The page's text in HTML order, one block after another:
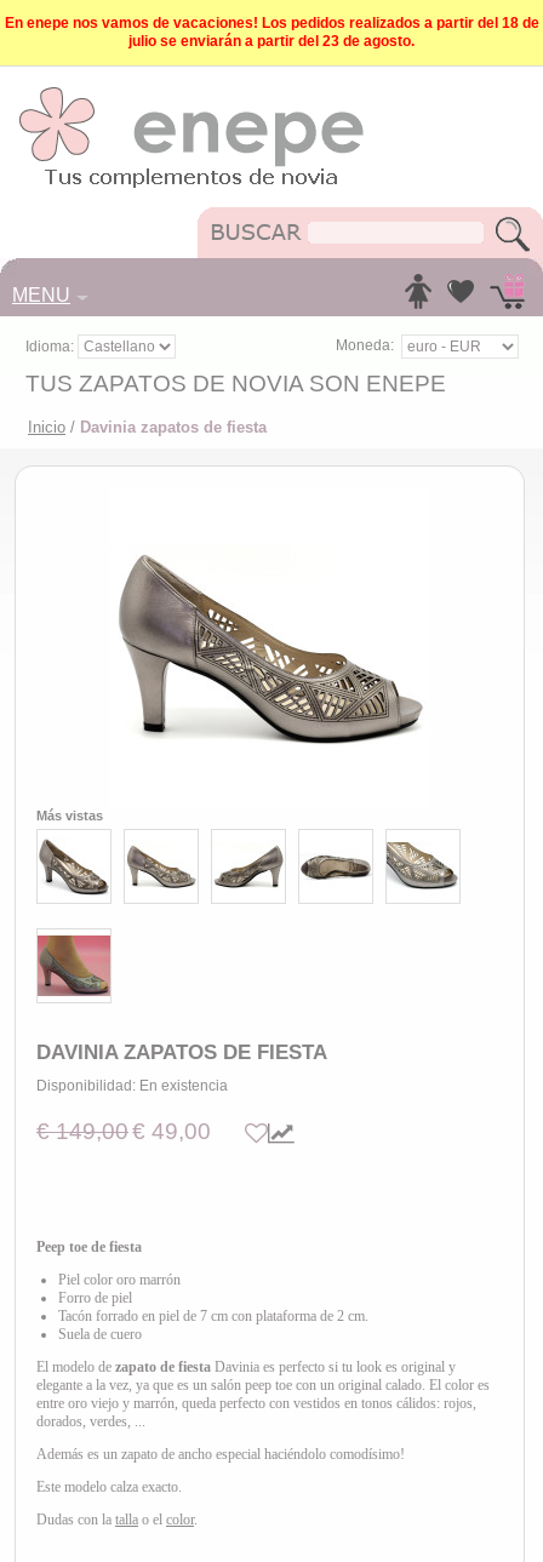
En enepe nos vamos de vacaciones! Los pedidos realizados a partir del 18 de
julio se enviarán a partir del 23 de agosto.
MENU
Idioma: Moneda:
TUS ZAPATOS DE NOVIA SON ENEPE
Inicio / Davinia zapatos de fiesta
Más vistas
DAVINIA ZAPATOS DE FIESTA
Disponibilidad: En existencia
€ 149,00€ 49,00
Peep toe de fiesta
Piel color oro marrón
Forro de piel
Tacón forrado en piel de 7 cm con plataforma de 2 cm.
Suela de cuero
El modelo de zapato de fiesta Davinia es perfecto si tu look es original y
elegante a la vez, ya que es un salón peep toe con un original calado. El color es
entre oro viejo y marrón, queda perfecto con vestidos en tonos cálidos: rojos,
dorados, verdes, ...
Además es un zapato de ancho especial haciéndolo comodísimo!
Este modelo calza exacto.
Dudas con la talla o el color.